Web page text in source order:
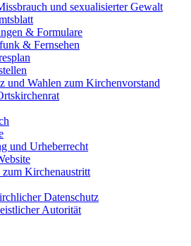
und sexualisierter Gewalt
& Formulare
& Fernsehen
und Wahlen zum Kirchenvorstand
und Urheberrecht
Kirchenaustritt
Datenschutz
Autorität